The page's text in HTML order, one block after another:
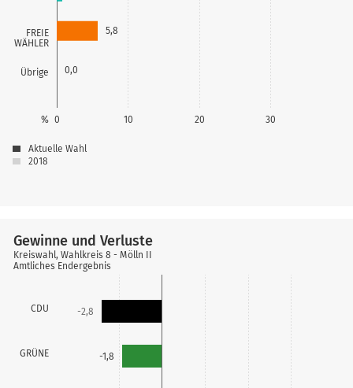
FREIE
WÄHLER
Übrige
0 10 20 30
%
5,8
0,0
Aktuelle Wahl
2018
CDU
GRÜNE
-2,8
-1,8
Gewinne und Verluste
Kreiswahl, Wahlkreis 8 - Mölln II
Amtliches Endergebnis